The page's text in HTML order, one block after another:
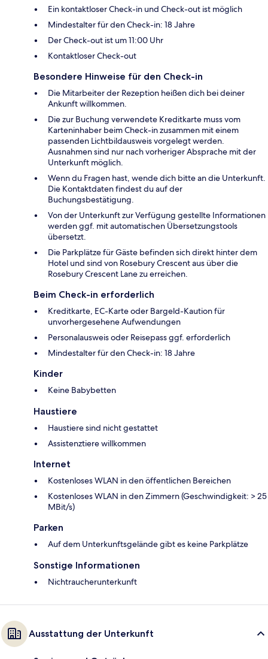
Ein kontaktloser Check-in und Check-out ist möglich
Mindestalter für den Check-in: 18 Jahre
Der Check-out ist um 11:00 Uhr
Kontaktloser Check-out
Besondere Hinweise für den Check-in
Die Mitarbeiter der Rezeption heißen dich bei deiner
Ankunft willkommen.
Die zur Buchung verwendete Kreditkarte muss vom
Karteninhaber beim Check-in zusammen mit einem
passenden Lichtbildausweis vorgelegt werden.
Ausnahmen sind nur nach vorheriger Absprache mit der
Unterkunft möglich.
Wenn du Fragen hast, wende dich bitte an die Unterkunft.
Die Kontaktdaten findest du auf der
Buchungsbestätigung.
Von der Unterkunft zur Verfügung gestellte Informationen
werden ggf. mit automatischen Übersetzungstools
übersetzt.
Die Parkplätze für Gäste befinden sich direkt hinter dem
Hotel und sind von Rosebury Crescent aus über die
Rosebury Crescent Lane zu erreichen.
Beim Check-in erforderlich
Kreditkarte, EC-Karte oder Bargeld-Kaution für
unvorhergesehene Aufwendungen
Personalausweis oder Reisepass ggf. erforderlich
Mindestalter für den Check-in: 18 Jahre
Kinder
Keine Babybetten
Haustiere
Haustiere sind nicht gestattet
Assistenztiere willkommen
Internet
Kostenloses WLAN in den öffentlichen Bereichen
Kostenloses WLAN in den Zimmern (Geschwindigkeit: > 25
MBit/s)
Parken
Auf dem Unterkunftsgelände gibt es keine Parkplätze
Sonstige Informationen
Nichtraucherunterkunft
Ausstattung der Unterkunft